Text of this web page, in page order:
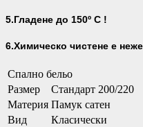
5.Гладене до 150º С !
6.Химическо чистене е
Спално бельо
Размер
Стандарт 200/220
Материя Памук сатен
Вид
Класически